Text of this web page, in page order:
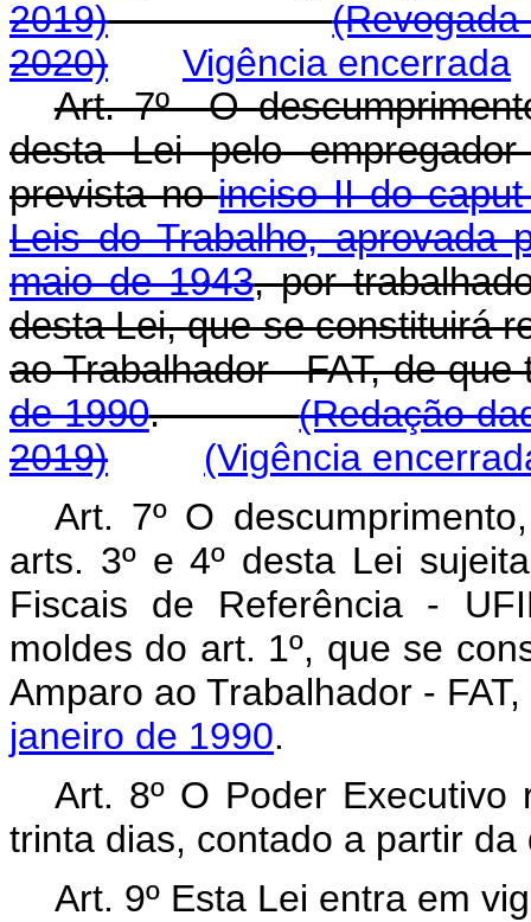
2019)
2020)
Vigência encerrada
Art. 7º O
desta Lei pelo
prevista noinciso II do
Leis do Trabalho, aprovada
maio de 1943, por
desta Lei, que se constituirá
ao Trabalhador - FAT, de
de 1990.(Redação
2019)
(Vigência
Art. 7º O
arts. 3º e 4º desta Lei
Fiscais de Referência -
moldes do art. 1º, que se
Amparo ao Trabalhador -
janeiro de 1990.
Art. 8º O Poder
trinta dias, contado a partir
Art. 9º Esta Lei entra em